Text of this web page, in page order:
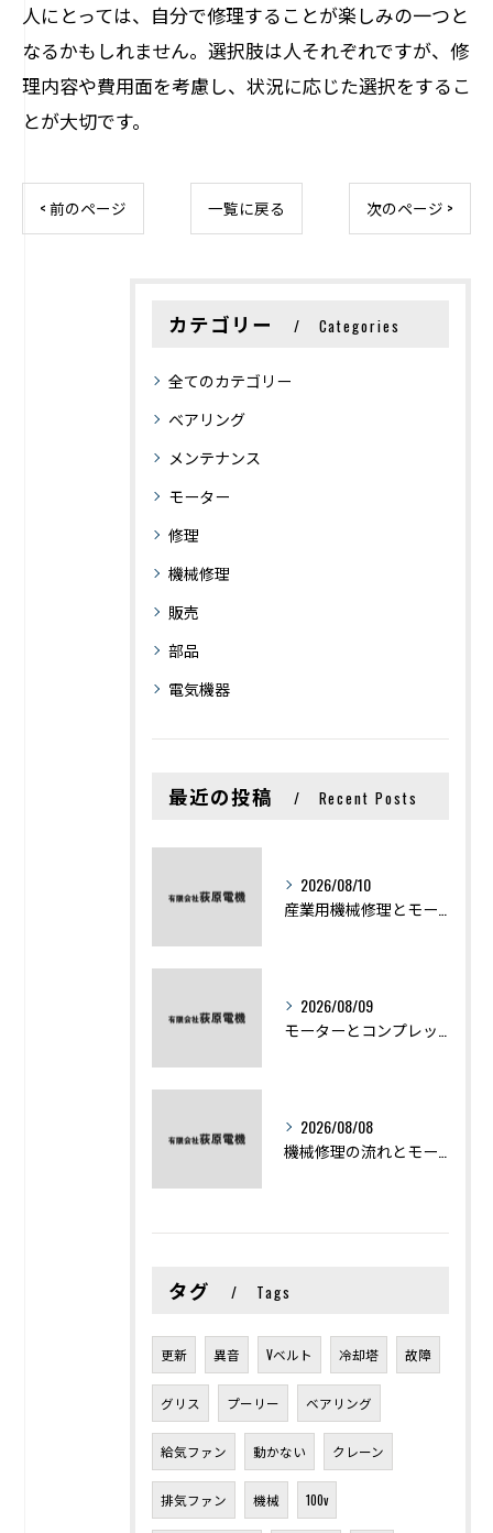
人にとっては、自分で修理することが楽しみの一つと
なるかもしれません。選択肢は人それぞれですが、修
理内容や費用面を考慮し、状況に応じた選択をするこ
とが大切です。
< 前のページ 一覧に戻る 次のページ >
カテゴリー Categories
全てのカテゴリー
ベアリング
メンテナンス
モーター
修理
機械修理
販売
部品
電気機器
最近の投稿 Recent Posts
2026/08/10
2026/08/09
2026/08/08
タグ Tags
更新 異音 Vベルト 冷却塔 故障
グリス プーリー ベアリング
給気ファン 動かない クレーン
排気ファン 機械 100v